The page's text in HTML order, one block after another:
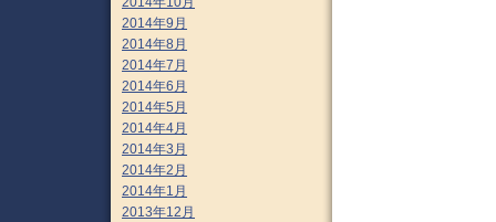
2014年9月
2014年8月
2014年7月
2014年6月
2014年5月
2014年4月
2014年3月
2014年2月
2014年1月
2013年12月